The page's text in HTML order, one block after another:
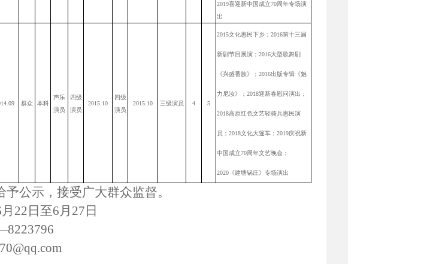
2019喜迎新中国成立70周年专场演
出
群众 本科
声乐
演员
四级
演员
2015.10
四级
演员
2015.10 三级演员 4 5
2015文化惠民下乡；2016第十三届
新剧节目展演；2016大型歌舞剧
《兴盛番族》；2016出版专辑《魅
力尼汝》；2018迎新春慰问演出；
2018高原红色文艺轻骑兵惠民演
员；2018文化大篷车；2019庆祝新
中国成立70周年文艺晚会；
2020《建塘锅庄》专场演出
予公示，接受广大群众监督。
22日至6月27日